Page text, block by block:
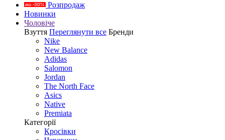
Розпродаж
Новинки
Чоловіче
Взуття Переглянути все Бренди
Nike
New Balance
Adidas
Salomon
Jordan
The North Face
Asics
Native
Premiata
Категорії
Кросівки